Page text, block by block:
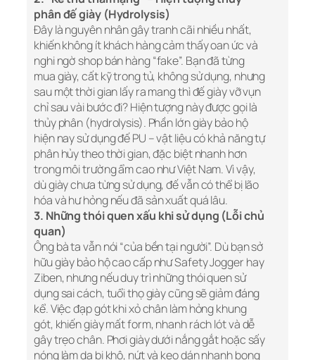
phân đế giày (Hydrolysis)
Đây là nguyên nhân gây tranh cãi nhiều nhất,
khiến không ít khách hàng cảm thấy oan ức và
nghi ngờ shop bán hàng “fake”. Bạn đã từng
mua giày, cất kỹ trong tủ, không sử dụng, nhưng
sau một thời gian lấy ra mang thì đế giày vỡ vụn
chỉ sau vài bước đi? Hiện tượng này được gọi là
thủy phân (hydrolysis). Phần lớn giày bảo hộ
hiện nay sử dụng đế PU – vật liệu có khả năng tự
phân hủy theo thời gian, đặc biệt nhanh hơn
trong môi trường ẩm cao như Việt Nam. Vì vậy,
dù giày chưa từng sử dụng, đế vẫn có thể bị lão
hóa và hư hỏng nếu đã sản xuất quá lâu.
3. Những thói quen xấu khi sử dụng (Lỗi chủ
quan)
Ông bà ta vẫn nói “của bền tại người”. Dù bạn sở
hữu giày bảo hộ cao cấp như Safety Jogger hay
Ziben, nhưng nếu duy trì những thói quen sử
dụng sai cách, tuổi thọ giày cũng sẽ giảm đáng
kể. Việc đạp gót khi xỏ chân làm hỏng khung
gót, khiến giày mất form, nhanh rách lót và dễ
gây trẹo chân. Phơi giày dưới nắng gắt hoặc sấy
nóng làm da bị khô, nứt và keo dán nhanh bong